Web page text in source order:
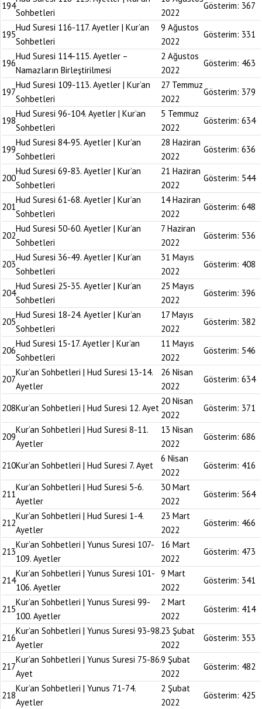
194
Sohbetleri
2022
Gösterim: 367
195
Hud Suresi 116-117. Ayetler | Kur’an
Sohbetleri
9 Ağustos
2022
Gösterim: 331
196
Hud Suresi 114-115. Ayetler –
Namazların Birleştirilmesi
2 Ağustos
2022
Gösterim: 463
197
Hud Suresi 109-113. Ayetler | Kur’an
Sohbetleri
27 Temmuz
2022
Gösterim: 379
198
Hud Suresi 96-104. Ayetler | Kur’an
Sohbetleri
5 Temmuz
2022
Gösterim: 634
199
Hud Suresi 84-95. Ayetler | Kur’an
Sohbetleri
28 Haziran
2022
Gösterim: 636
200
Hud Suresi 69-83. Ayetler | Kur’an
Sohbetleri
21 Haziran
2022
Gösterim: 544
201
Hud Suresi 61-68. Ayetler | Kur’an
Sohbetleri
14 Haziran
2022
Gösterim: 648
202
Hud Suresi 50-60. Ayetler | Kur’an
Sohbetleri
7 Haziran
2022
Gösterim: 536
203
Hud Suresi 36-49. Ayetler | Kur’an
Sohbetleri
31 Mayıs
2022
Gösterim: 408
204
Hud Suresi 25-35. Ayetler | Kur’an
Sohbetleri
25 Mayıs
2022
Gösterim: 396
205
Hud Suresi 18-24. Ayetler | Kur’an
Sohbetleri
17 Mayıs
2022
Gösterim: 382
206
Hud Suresi 15-17. Ayetler | Kur’an
Sohbetleri
11 Mayıs
2022
Gösterim: 546
207
Kur’an Sohbetleri | Hud Suresi 13-14.
Ayetler
26 Nisan
2022
Gösterim: 634
208Kur’an Sohbetleri | Hud Suresi 12. Ayet
20 Nisan
2022
Gösterim: 371
209
Kur’an Sohbetleri | Hud Suresi 8-11.
Ayetler
13 Nisan
2022
Gösterim: 686
210Kur’an Sohbetleri | Hud Suresi 7. Ayet
6 Nisan
2022
Gösterim: 416
211
Kur’an Sohbetleri | Hud Suresi 5-6.
Ayetler
30 Mart
2022
Gösterim: 564
212
Kur’an Sohbetleri | Hud Suresi 1-4.
Ayetler
23 Mart
2022
Gösterim: 466
213
Kur’an Sohbetleri | Yunus Suresi 107-
109. Ayetler
16 Mart
2022
Gösterim: 473
214
Kur’an Sohbetleri | Yunus Suresi 101-
106. Ayetler
9 Mart
2022
Gösterim: 341
215
Kur’an Sohbetleri | Yunus Suresi 99-
100. Ayetler
2 Mart
2022
Gösterim: 414
216
Kur’an Sohbetleri | Yunus Suresi 93-98.
Ayetler
23 Şubat
2022
Gösterim: 353
217
Kur’an Sohbetleri | Yunus Suresi 75-86.
Ayet
9 Şubat
2022
Gösterim: 482
218
Kur’an Sohbetleri | Yunus 71-74.
Ayetler
2 Şubat
2022
Gösterim: 425